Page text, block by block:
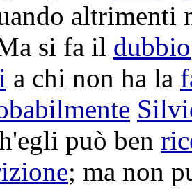
altrimenti
si fa il dubbio
a chi non ha la
può ben
; ma non